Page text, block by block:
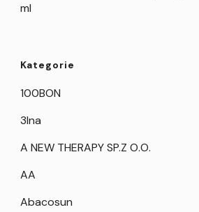
ml
Kategorie
100BON
3Ina
A NEW THERAPY SP.Z O.O.
AA
Abacosun